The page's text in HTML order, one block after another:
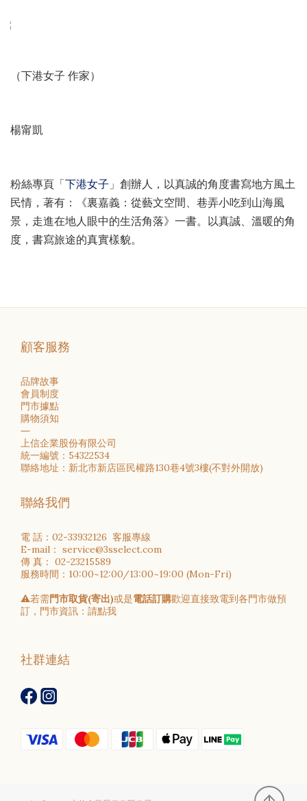
（下港女子 作家）
楊甯凱
粉絲專頁「下港女子 」創辦人，以真誠的角度書寫地方風土
民情，著有：《裏嘉義：從藝文空間、巷弄小吃到山海風
景，走進在地人眼中的生活角落》一書。以真誠、溫暖的角
度，書寫旅途的真實樣貌。
顧客服務
品牌故事
會員制度
門市據點
購物須知
―
上信企業股份有限公司
統一編號：54322534
聯絡地址：新北市新店區民權路130巷4號3樓(不對外開放)
聯絡我們
電 話：02-33932126 客服專線
E-mail： service@3sselect.com
傳 真： 02-23215589
服務時間：10:00~12:00/13:00~19:00 (Mon-Fri)
⚠️若需門市取貨(寄出)或是電話訂購歡迎直接致電到各門市做預
訂，門市資訊： 請點我
社群連結